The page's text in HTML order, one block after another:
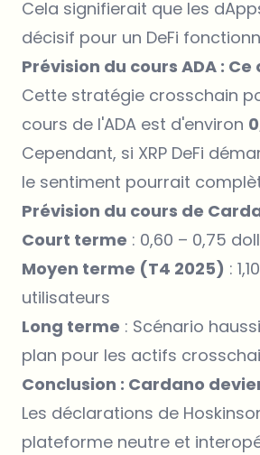
Cela signifierait que les
décisif pour un DeFi
Prévision du cours ADA :
Cette stratégie crosschain
cours de l'ADA est d'environ
Cependant, si XRP DeFi
le sentiment pourrait
Prévision du cours de
Court terme : 0,60 – 0,75
Moyen terme (T4 2025) :
utilisateurs
Long terme : Scénario
plan pour les actifs
Conclusion : Cardano
Les déclarations de
plateforme neutre et